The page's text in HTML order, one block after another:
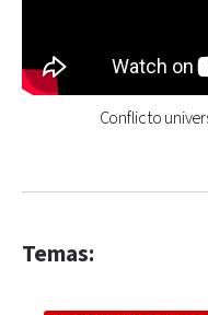
Conflicto
Temas: